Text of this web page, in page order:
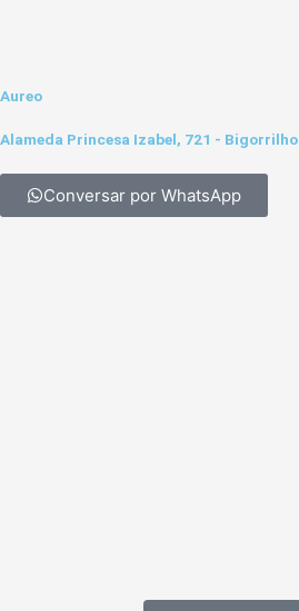
Aureo
Alameda Princesa Izabel, 721 - Bigorrilho
Conversar por WhatsApp